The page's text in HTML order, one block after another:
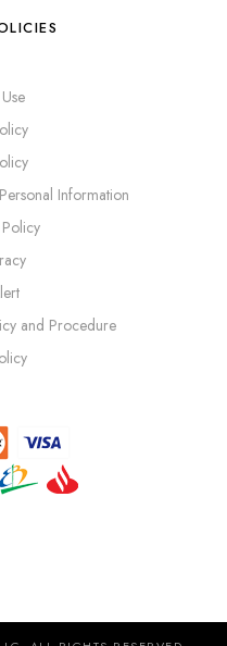
Information
and Procedure